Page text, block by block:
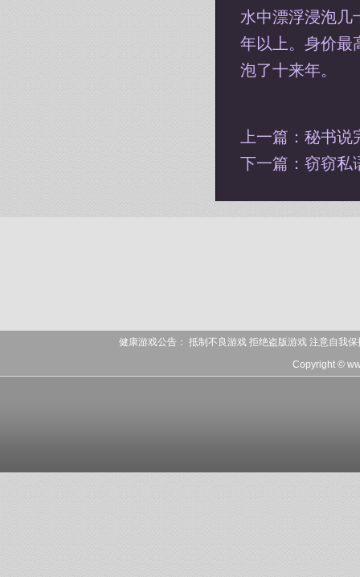
水中漂浮浸泡几
年以上。身价最
泡了十来年。
上一篇： 秘书说
下一篇： 窃窃私
健康游戏公告： 抵制不良游戏 拒绝盗版游戏 注意自我
Copyright ©